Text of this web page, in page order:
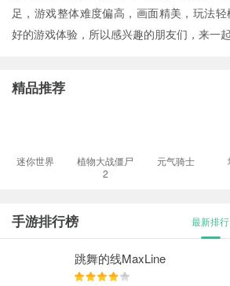
足，游戏整体难度偏高，画面精美，玩法
好的游戏体验，所以感兴趣的朋友们，来一
精品推荐
迷你世界
植物大战僵尸
2
元气骑士
手游排行榜 最新排行
跳舞的线MaxLine